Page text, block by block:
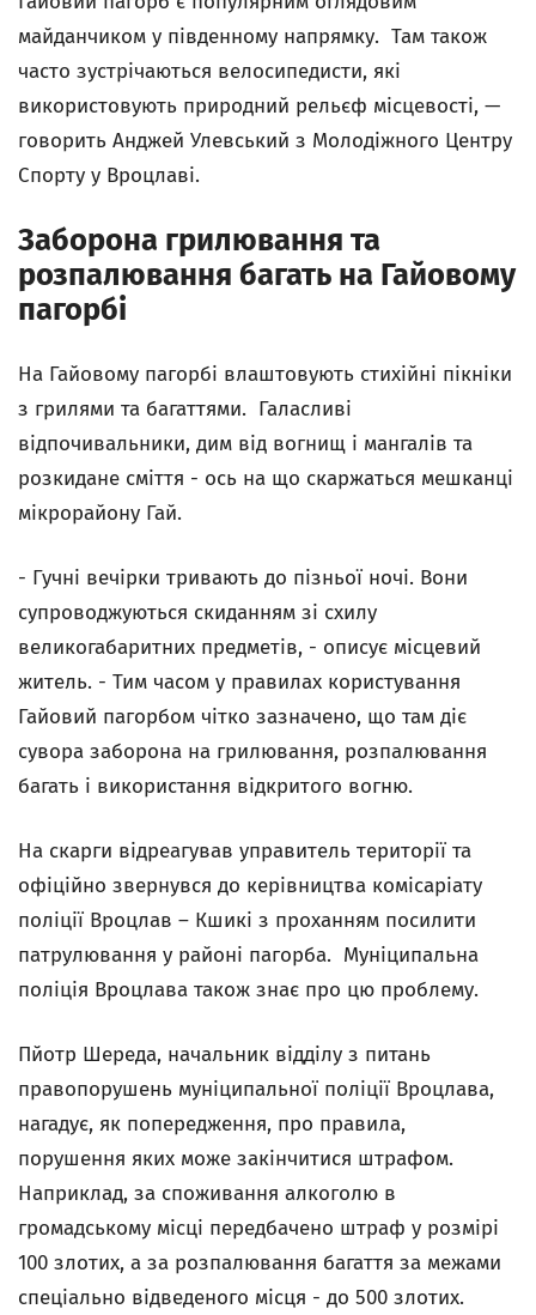
майданчиком у південному напрямку. Там також
часто зустрічаються велосипедисти, які
використовують природний рельєф місцевості, —
говорить Анджей Улевський з Молодіжного Центру
Спорту у Вроцлаві.
Заборона грилювання та
розпалювання багать на Гайовому
пагорбі
На Гайовому пагорбі влаштовують стихійні пікніки
з грилями та багаттями. Галасливі
відпочивальники, дим від вогнищ і мангалів та
розкидане сміття - ось на що скаржаться мешканці
мікрорайону Гай.
- Гучні вечірки тривають до пізньої ночі. Вони
супроводжуються скиданням зі схилу
великогабаритних предметів, - описує місцевий
житель. - Тим часом у правилах користування
Гайовий пагорбом чітко зазначено, що там діє
сувора заборона на грилювання, розпалювання
багать і використання відкритого вогню.
На скарги відреагував управитель території та
офіційно звернувся до керівництва комісаріату
поліції Вроцлав – Кшикі з проханням посилити
патрулювання у районі пагорба. Муніципальна
поліція Вроцлава також знає про цю проблему.
Пйотр Шереда, начальник відділу з питань
правопорушень муніципальної поліції Вроцлава,
нагадує, як попередження, про правила,
порушення яких може закінчитися штрафом.
Наприклад, за споживання алкоголю в
громадському місці передбачено штраф у розмірі
100 злотих, а за розпалювання багаття за межами
спеціально відведеного місця - до 500 злотих.